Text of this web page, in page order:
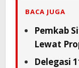
BACA JUGA
Pemkab
Lewat
Delegasi